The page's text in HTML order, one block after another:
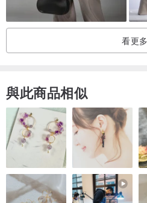
即使我受到日本燈籠的啟發，生產之
了無數的試驗努力。
完成造型已超過一年，型號數量約為
使用皮革，還要使用精緻和不同的
時間。
由於內部使用的蠶是柔軟的，不能
件下進行預處理。用你經常使用的包
不能說明這種美麗的東西。
看更多
與此商品相似